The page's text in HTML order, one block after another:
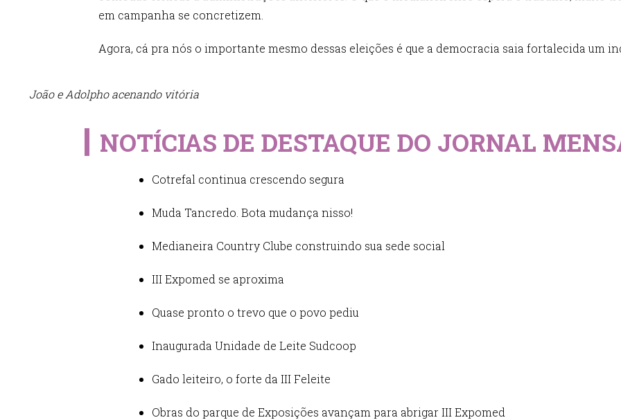
em campanha se concretizem.
Agora, cá pra nós o importante mesmo dessas eleições é que a democracia saia fortalecida um
João e Adolpho acenando vitória
NOTÍCIAS DE DESTAQUE DO JORNAL
Cotrefal continua crescendo segura
Muda Tancredo. Bota mudança nisso!
Medianeira Country Clube construindo sua sede social
III Expomed se aproxima
Quase pronto o trevo que o povo pediu
Inaugurada Unidade de Leite Sudcoop
Gado leiteiro, o forte da III Feleite
Obras do parque de Exposições avançam para abrigar III Expomed